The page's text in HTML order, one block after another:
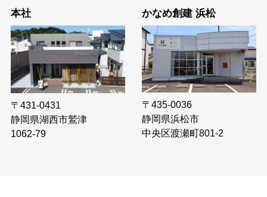
本社
〒431-0431
静岡県湖西市鷲津
1062-79
かなめ創建 浜松
〒435-0036
静岡県浜松市
中央区渡瀬町801-2